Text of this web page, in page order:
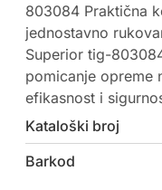
803084 Praktična
jednostavno
Superior tig-
pomicanje opreme
efikasnost i
Kataloški broj
Barkod